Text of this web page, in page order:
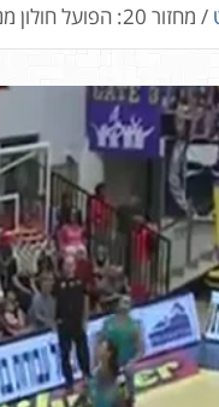
מחזור 20: הפועל חולון מנצחת את הפועל אילת 87:80 [וידאו]